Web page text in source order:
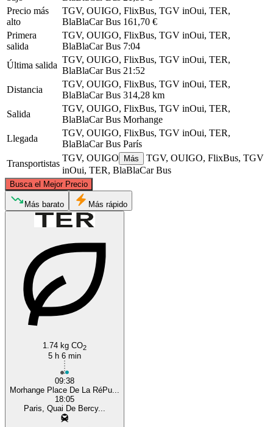
Precio más
alto
TGV, OUIGO, FlixBus, TGV inOui, TER,
BlaBlaCar Bus 161,70 €
Primera
salida
TGV, OUIGO, FlixBus, TGV inOui, TER,
BlaBlaCar Bus 7:04
Última salida
TGV, OUIGO, FlixBus, TGV inOui, TER,
BlaBlaCar Bus 21:52
Distancia
TGV, OUIGO, FlixBus, TGV inOui, TER,
BlaBlaCar Bus 314,28 km
Salida
TGV, OUIGO, FlixBus, TGV inOui, TER,
BlaBlaCar Bus Morhange
Llegada
TGV, OUIGO, FlixBus, TGV inOui, TER,
BlaBlaCar Bus París
Transportistas
TGV, OUIGO Más
TGV, OUIGO, FlixBus, TGV
inOui, TER, BlaBlaCar Bus
Busca el Mejor Precio
Paris
©CARTO, ©
Más barato Más rápido
1.74 kg CO2
5 h 6 min
09:38
Morhange Place De La RéPu...
18:05
Paris, Quai De Bercy...